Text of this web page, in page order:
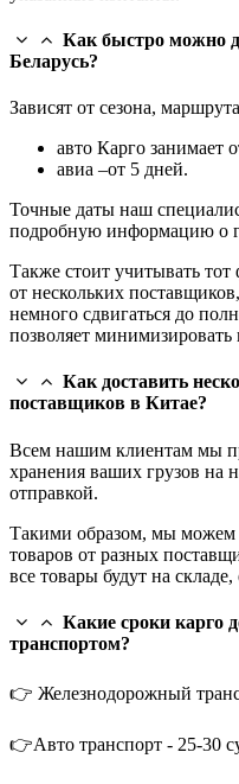
Как быстро можно
Беларусь?
Зависят от сезона,
авто Карго занимает
авиа –от 5 дней.
Точные даты наш
подробную информацию о
Также стоит учитывать тот
от нескольких
немного сдвигаться до
позволяет минимизировать
Как доставить
поставщиков в Китае?
Всем нашим клиентам мы
хранения ваших грузов на
отправкой.
Такими образом, мы можем
товаров от разных
все товары будут на
Какие сроки карго
транспортом?
👉 Железнодорожный
👉Авто транспорт - 25-30